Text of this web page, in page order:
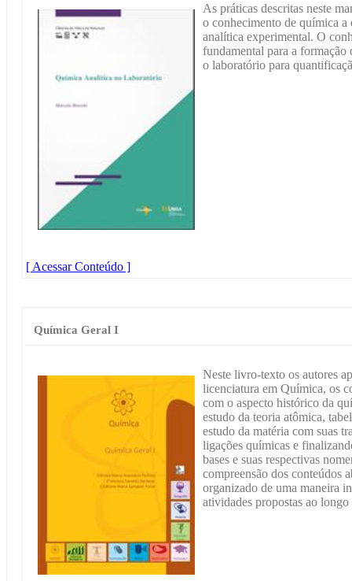
As práticas descritas neste
o conhecimento de química a
analítica experimental. O
fundamental para a formação
o laboratório para
[ Acessar Conteúdo ]
Química Geral I
Neste livro-texto os autores
licenciatura em Química, os
com o aspecto histórico da
estudo da teoria atômica,
estudo da matéria com suas
ligações químicas e
bases e suas respectivas
compreensão dos conteúdos
organizado de uma maneira
atividades propostas ao